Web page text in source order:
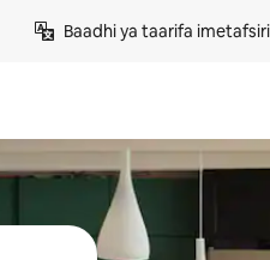
Baadhi ya taarifa